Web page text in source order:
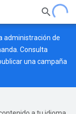
administración de
Consulta
una campaña